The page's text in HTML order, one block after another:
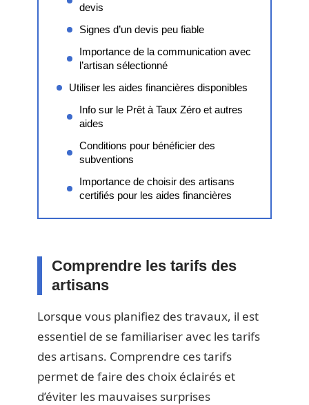
devis
Signes d’un devis peu fiable
Importance de la communication avec
l’artisan sélectionné
Utiliser les aides financières disponibles
Info sur le Prêt à Taux Zéro et autres
aides
Conditions pour bénéficier des
subventions
Importance de choisir des artisans
certifiés pour les aides financières
Comprendre les tarifs des
artisans
Lorsque vous planifiez des travaux, il est
essentiel de se familiariser avec les tarifs
des artisans. Comprendre ces tarifs
permet de faire des choix éclairés et
d’éviter les mauvaises surprises